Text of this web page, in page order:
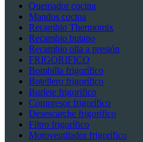
Quemador cocina
Mandos cocina
Recambio Thermomix
Recambio butano
Recambio olla a presión
FRIGORIFICO
Bombilla frigorífico
Botellero frigorífico
Burlete frigorifico
Compresor frigorífico
Desescarche frigorífico
Filtro frigorífico
Motoventilador frigorífico